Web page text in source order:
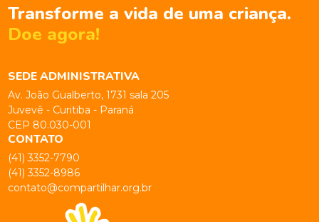
Transforme a vida de uma criança.
Doe agora!
SEDE ADMINISTRATIVA
Av. João Gualberto, 1731 sala 205
Juvevê - Curitiba - Paraná
CEP 80.030-001
CONTATO
(41) 3352-7790
(41) 3352-8986
contato@compartilhar.org.br